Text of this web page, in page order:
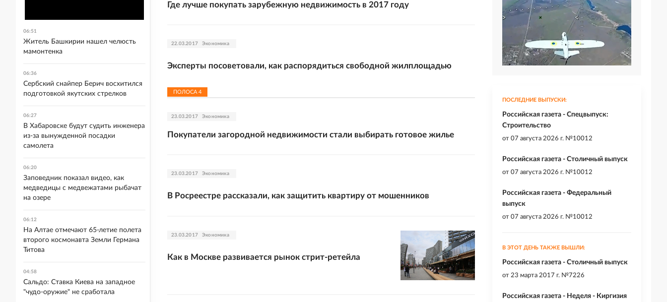
Где лучше покупать зарубежную недвижимость в 2017 году
22.03.2017 Экономика
Эксперты посоветовали, как распорядиться свободной жилплощадью
ПОЛОСА 4
23.03.2017 Экономика
Покупатели загородной недвижимости стали выбирать готовое жилье
23.03.2017 Экономика
В Росреестре рассказали, как защитить квартиру от мошенников
23.03.2017 Экономика
Как в Москве развивается рынок стрит-ретейла
ПОСЛЕДНИЕ ВЫПУСКИ:
Российская газета - Спецвыпуск:
Строительство
от 07 августа 2026 г. №10012
Российская газета - Столичный выпуск
от 07 августа 2026 г. №10012
Российская газета - Федеральный
выпуск
от 07 августа 2026 г. №10012
В ЭТОТ ДЕНЬ ТАКЖЕ ВЫШЛИ:
Российская газета - Столичный выпуск
от 23 марта 2017 г. №7226
Российская газета - Неделя - Киргизия
06:51
Житель Башкирии нашел челюсть
мамонтенка
06:36
Сербский снайпер Берич восхитился
подготовкой якутских стрелков
06:27
В Хабаровске будут судить инженера
из-за вынужденной посадки
самолета
06:20
Заповедник показал видео, как
медведицы с медвежатами рыбачат
на озере
06:12
На Алтае отмечают 65-летие полета
второго космонавта Земли Германа
Титова
04:58
Сальдо: Ставка Киева на западное
"чудо-оружие" не сработала